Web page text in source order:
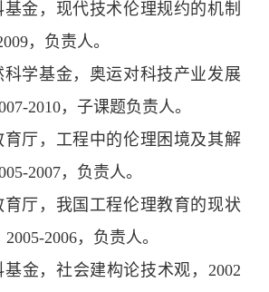
基金 ， 现代技术伦理规约的机制
， 负责人。
科学基金， 奥运对科技产业发展
2010， 子课题负责人。
育厅 ， 工程中的伦理困境及其解
2007， 负责人。
育厅 ， 我国工程伦理教育的现状
2005-2006， 负责人。
基金， 社会建构论技术观 ， 2002